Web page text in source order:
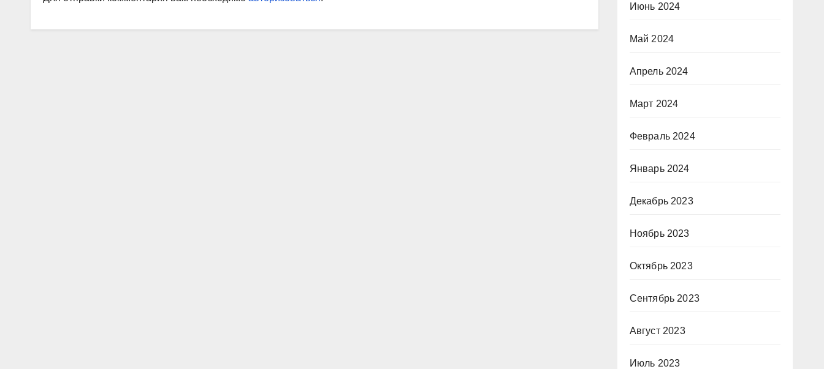
Июнь 2024
Май 2024
Апрель 2024
Март 2024
Февраль 2024
Январь 2024
Декабрь 2023
Ноябрь 2023
Октябрь 2023
Сентябрь 2023
Август 2023
Июль 2023